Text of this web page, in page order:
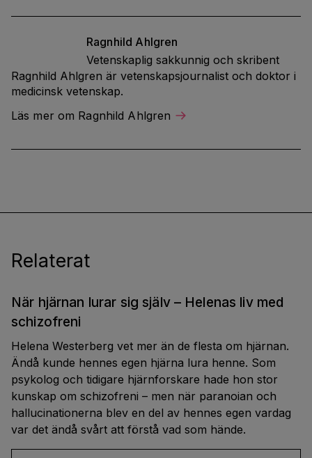
Ragnhild Ahlgren
Vetenskaplig sakkunnig och skribent
Ragnhild Ahlgren är vetenskapsjournalist och doktor i
medicinsk vetenskap.
Läs mer om Ragnhild Ahlgren
Relaterat
När hjärnan lurar sig själv – Helenas liv med
schizofreni
Helena Westerberg vet mer än de flesta om hjärnan.
Ändå kunde hennes egen hjärna lura henne. Som
psykolog och tidigare hjärnforskare hade hon stor
kunskap om schizofreni – men när paranoian och
hallucinationerna blev en del av hennes egen vardag
var det ändå svårt att förstå vad som hände.